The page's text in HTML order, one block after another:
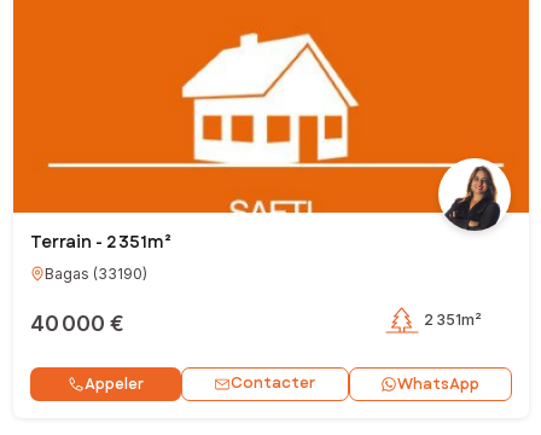
Terrain - 2 351m²
Bagas (33190)
40 000 € 2 351m²
Appeler Contacter WhatsApp